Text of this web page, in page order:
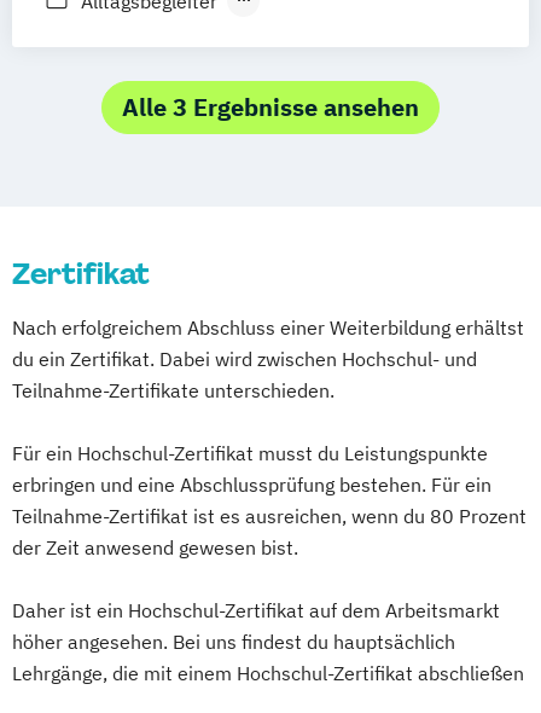
Villingen-Schwenningen
Würzburg
Palliative Care
Pflege- und Sozialmanager
Verfahrenspfleger
Grundkurs Betreuungsrecht
Heimleiter in der Altenpflege
Praxisanleiter
Alle 3 Ergebnisse ansehen
Zertifikat
Nach erfolgreichem Abschluss einer Weiterbildung erhältst
du ein Zertifikat. Dabei wird zwischen Hochschul- und
Teilnahme-Zertifikate unterschieden.
Für ein Hochschul-Zertifikat musst du Leistungspunkte
erbringen und eine Abschlussprüfung bestehen. Für ein
Teilnahme-Zertifikat ist es ausreichen, wenn du 80 Prozent
der Zeit anwesend gewesen bist.
Daher ist ein Hochschul-Zertifikat auf dem Arbeitsmarkt
höher angesehen. Bei uns findest du hauptsächlich
Lehrgänge, die mit einem Hochschul-Zertifikat abschließen